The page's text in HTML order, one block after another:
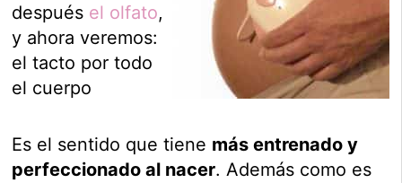
después el olfato,
y ahora veremos:
el tacto por todo
el cuerpo
Es el sentido que tiene más entrenado y
perfeccionado al nacer. Además como es